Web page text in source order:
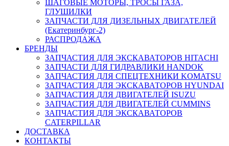
ШАГОВЫЕ МОТОРЫ, ТРОСЫ ГАЗА,
ГЛУШИЛКИ
ЗАПЧАСТИ ДЛЯ ДИЗЕЛЬНЫХ ДВИГАТЕЛЕЙ
(Екатеринбург-2)
РАСПРОДАЖА
БРЕНДЫ
ЗАПЧАСТИЯ ДЛЯ ЭКСКАВАТОРОВ HITACHI
ЗАПЧАСТИ ДЛЯ ГИДРАВЛИКИ HANDOK
ЗАПЧАСТИЯ ДЛЯ СПЕЦТЕХНИКИ KOMATSU
ЗАПЧАСТИЯ ДЛЯ ЭКСКАВАТОРОВ HYUNDAI
ЗАПЧАСТИЯ ДЛЯ ДВИГАТЕЛЕЙ ISUZU
ЗАПЧАСТИЯ ДЛЯ ДВИГАТЕЛЕЙ CUMMINS
ЗАПЧАСТИЯ ДЛЯ ЭКСКАВАТОРОВ
CATERPILLAR
ДОСТАВКА
КОНТАКТЫ